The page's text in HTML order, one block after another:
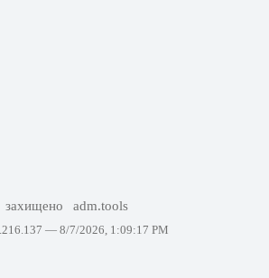
захищено adm.tools
— 8/7/2026, 1:09:17 PM